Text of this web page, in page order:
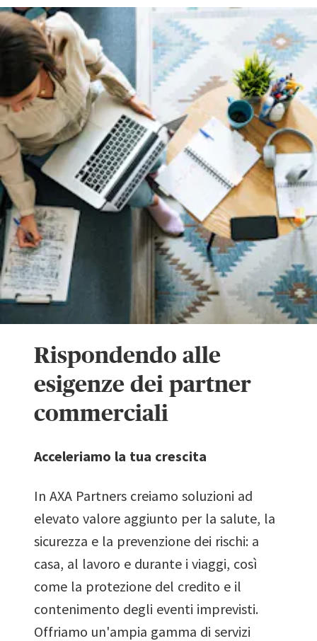
Rispondendo alle
esigenze dei partner
commerciali
Acceleriamo la tua crescita
In AXA Partners creiamo soluzioni ad
elevato valore aggiunto per la salute, la
sicurezza e la prevenzione dei rischi: a
casa, al lavoro e durante i viaggi, così
come la protezione del credito e il
contenimento degli eventi imprevisti.
Offriamo un'ampia gamma di servizi